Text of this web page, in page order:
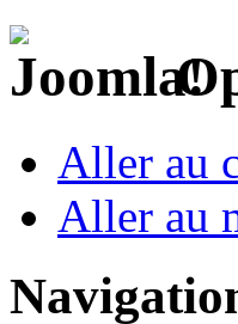
Aller au
Aller au